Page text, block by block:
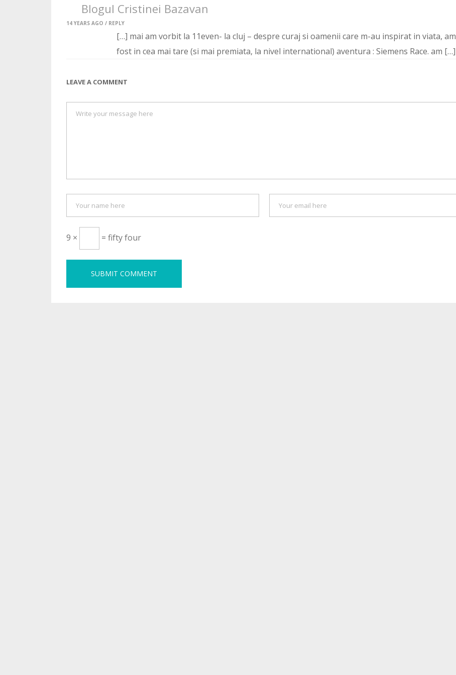
Blogul Cristinei Bazavan
14 YEARS AGO / REPLY
[…] mai am vorbit la 11even- la cluj – despre curaj si oamenii care m-au inspirat in viata, am
fost in cea mai tare (si mai premiata, la nivel international) aventura : Siemens Race. am […]
LEAVE A COMMENT
9 × = fifty four